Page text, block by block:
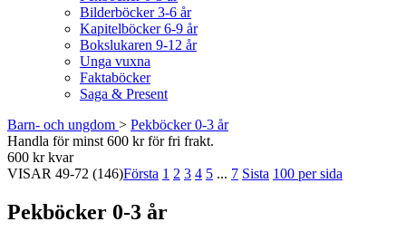
Bilderböcker 3-6 år
Kapitelböcker 6-9 år
Bokslukaren 9-12 år
Unga vuxna
Faktaböcker
Saga & Present
Barn- och ungdom > Pekböcker 0-3 år
Handla för minst 600 kr för fri frakt.
600 kr kvar
VISAR 49-72 (146)Första 1 2 3 4 5 ... 7 Sista 100 per sida
Pekböcker 0-3 år